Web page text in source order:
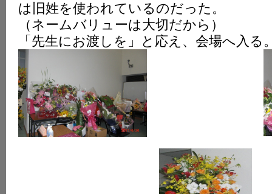
は旧姓を使われているのだった。
（ネームバリューは大切だから）
「先生にお渡しを」と応え、会場へ入る